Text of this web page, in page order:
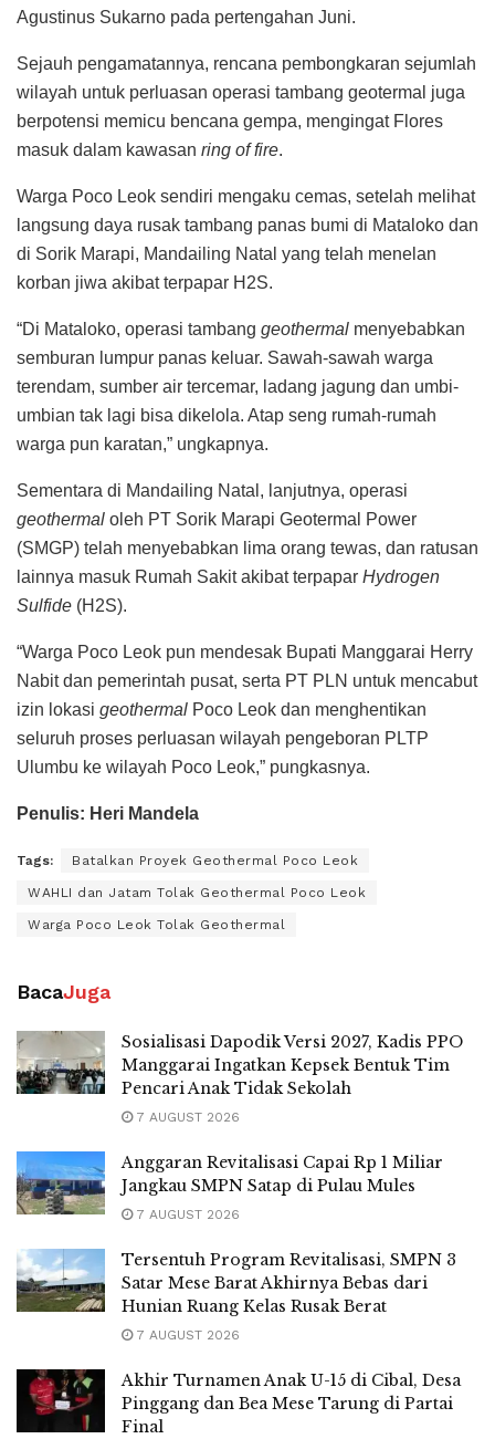
Agustinus Sukarno pada pertengahan Juni.
Sejauh pengamatannya, rencana pembongkaran sejumlah
wilayah untuk perluasan operasi tambang geotermal juga
berpotensi memicu bencana gempa, mengingat Flores
masuk dalam kawasan ring of fire.
Warga Poco Leok sendiri mengaku cemas, setelah melihat
langsung daya rusak tambang panas bumi di Mataloko dan
di Sorik Marapi, Mandailing Natal yang telah menelan
korban jiwa akibat terpapar H2S.
“Di Mataloko, operasi tambang geothermal menyebabkan
semburan lumpur panas keluar. Sawah-sawah warga
terendam, sumber air tercemar, ladang jagung dan umbi-
umbian tak lagi bisa dikelola. Atap seng rumah-rumah
warga pun karatan,” ungkapnya.
Sementara di Mandailing Natal, lanjutnya, operasi
geothermal oleh PT Sorik Marapi Geotermal Power
(SMGP) telah menyebabkan lima orang tewas, dan ratusan
lainnya masuk Rumah Sakit akibat terpapar Hydrogen
Sulfide (H2S).
“Warga Poco Leok pun mendesak Bupati Manggarai Herry
Nabit dan pemerintah pusat, serta PT PLN untuk mencabut
izin lokasi geothermal Poco Leok dan menghentikan
seluruh proses perluasan wilayah pengeboran PLTP
Ulumbu ke wilayah Poco Leok,” pungkasnya.
Penulis: Heri Mandela
Tags: Batalkan Proyek Geothermal Poco Leok
WAHLI dan Jatam Tolak Geothermal Poco Leok
Warga Poco Leok Tolak Geothermal
BacaJuga
Sosialisasi Dapodik Versi 2027, Kadis PPO
Manggarai Ingatkan Kepsek Bentuk Tim
Pencari Anak Tidak Sekolah
7 AUGUST 2026
Anggaran Revitalisasi Capai Rp 1 Miliar
Jangkau SMPN Satap di Pulau Mules
7 AUGUST 2026
Tersentuh Program Revitalisasi, SMPN 3
Satar Mese Barat Akhirnya Bebas dari
Hunian Ruang Kelas Rusak Berat
7 AUGUST 2026
Akhir Turnamen Anak U-15 di Cibal, Desa
Pinggang dan Bea Mese Tarung di Partai
Final